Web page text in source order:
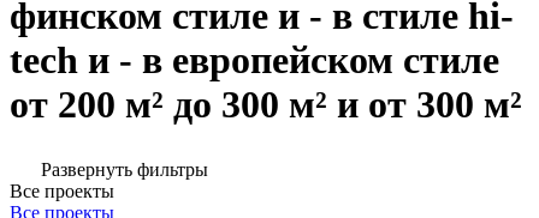
финском стиле и - в стиле hi-
tech и - в европейском стиле
от 200 м² до 300 м² и от 300 м²
Развернуть фильтры
Все проекты
Все проекты